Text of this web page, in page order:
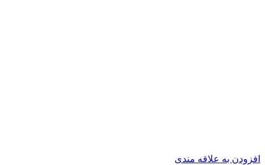
افزودن به علاقه مندی